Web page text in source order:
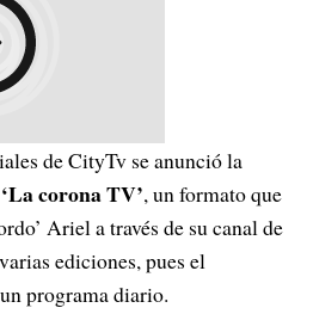
de CityTv se anunció la
corona TV’, un formato que
Ariel a través de su canal de
ediciones, pues el
programa diario.